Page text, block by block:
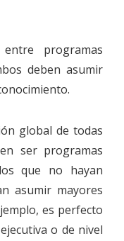
programas
deben asumir
global de todas
ser programas
que no hayan
asumir mayores
es perfecto
o de nivel